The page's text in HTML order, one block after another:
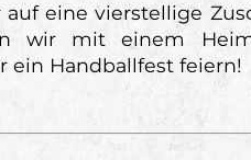
eine vierstellige
wir mit einem
ein Handballfest feiern!